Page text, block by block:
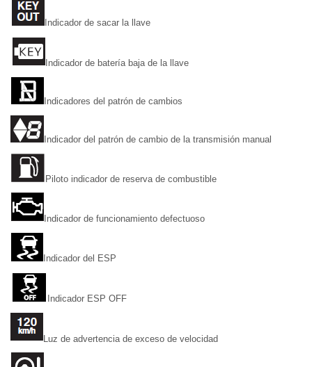
Indicador de sacar la llave
Indicador de batería baja de la llave
Indicadores del patrón de cambios
Indicador del patrón de cambio de la transmisión manual
Piloto indicador de reserva de combustible
Indicador de funcionamiento defectuoso
Indicador del ESP
Indicador ESP OFF
Luz de advertencia de exceso de velocidad